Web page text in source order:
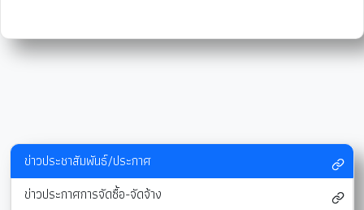
ข่าวประชาสัมพันธ์/ประกาศ
ข่าวประกาศการจัดซื้อ-จัดจ้าง